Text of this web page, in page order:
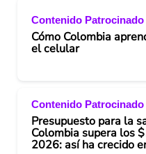
Contenido Patrocinado
Cómo Colombia
el celular
Contenido Patrocinado
Presupuesto para la
Colombia supera los
2026: así ha crecido